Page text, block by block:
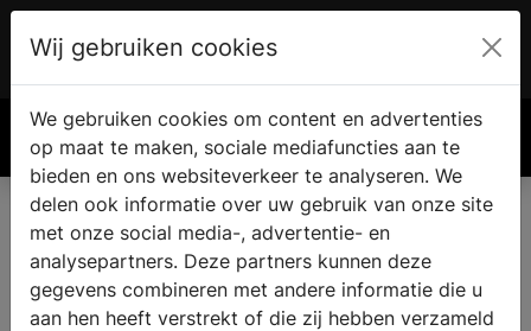
€ 0.00
Vind een nieuwe badkamer in
Edam
Wij gebruiken cookies
We gebruiken cookies om content en advertenties
op maat te maken, sociale mediafuncties aan te
bieden en ons websiteverkeer te analyseren. We
delen ook informatie over uw gebruik van onze site
met onze social media-, advertentie- en
analysepartners. Deze partners kunnen deze
gegevens combineren met andere informatie die u
aan hen heeft verstrekt of die zij hebben verzameld